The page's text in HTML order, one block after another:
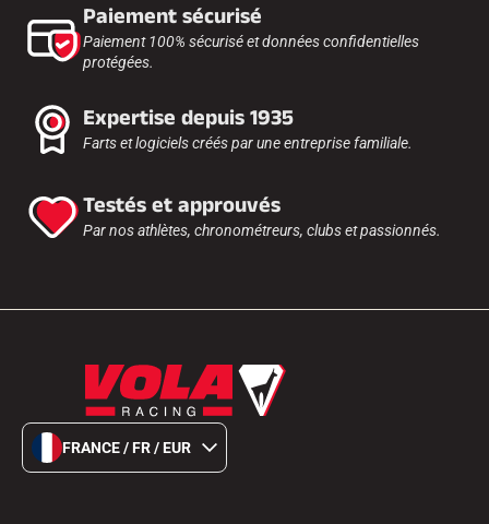
Paiement sécurisé
Paiement 100% sécurisé et données confidentielles
protégées.
Expertise depuis 1935
Farts et logiciels créés par une entreprise familiale.
Testés et approuvés
Par nos athlètes, chronométreurs, clubs et passionnés.
FRANCE / FR / EUR